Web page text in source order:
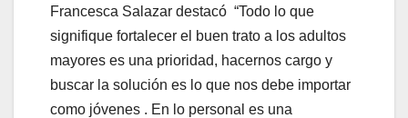
Francesca Salazar destacó “Todo lo que
signifique fortalecer el buen trato a los adultos
mayores es una prioridad, hacernos cargo y
buscar la solución es lo que nos debe importar
como jóvenes . En lo personal es una